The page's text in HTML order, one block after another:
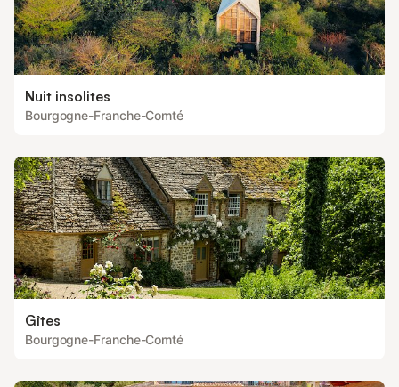
Nuit insolites
Bourgogne-Franche-Comté
Gîtes
Bourgogne-Franche-Comté